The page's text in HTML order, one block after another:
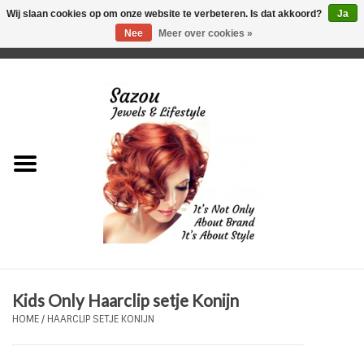
Just for Him
Plus Size Sieraden
Kids Only Haarclip setje Konijn
HOME/ HAARCLIP SETJE KONIJN
Wij slaan cookies op om onze website te verbeteren. Is dat akkoord?
Ja
Nee
Meer over cookies »